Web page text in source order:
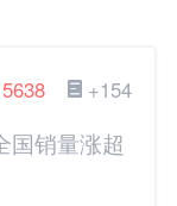
+154
5638
国销量涨超